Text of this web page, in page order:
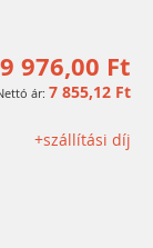
9 976,00 Ft
7 855,12 Ft
+szállítási díj